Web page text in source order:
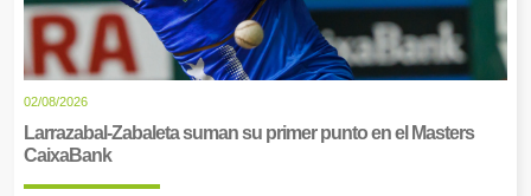
02/08/2026
Larrazabal-Zabaleta suman su primer punto en el Masters
CaixaBank